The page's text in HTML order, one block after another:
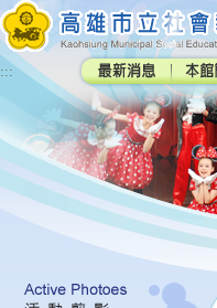
:::